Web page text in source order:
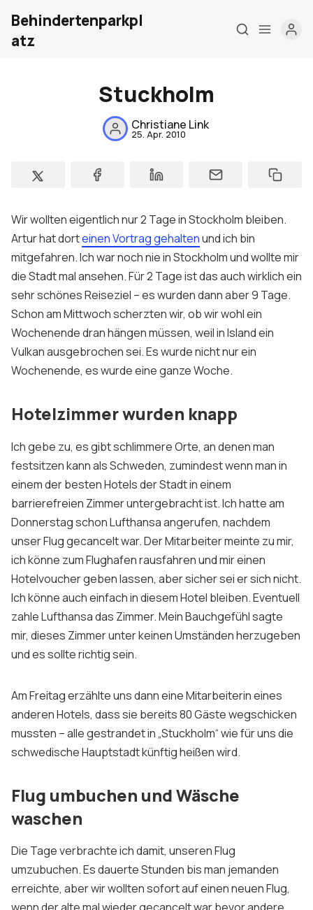
Behindertenparkpl
atz
Stuckholm
Christiane Link
25. Apr. 2010
Wir wollten eigentlich nur 2 Tage in Stockholm bleiben.
Artur hat dorteinen Vortrag gehaltenund ich bin
mitgefahren. Ich war noch nie in Stockholm und wollte mir
die Stadt mal ansehen. Für 2 Tage ist das auch wirklich ein
sehr schönes Reiseziel – es wurden dann aber 9 Tage.
Schon am Mittwoch scherzten wir, ob wir wohl ein
Wochenende dran hängen müssen, weil in Island ein
Vulkan ausgebrochen sei. Es wurde nicht nur ein
Wochenende, es wurde eine ganze Woche.
Hotelzimmer wurden knapp
Ich gebe zu, es gibt schlimmere Orte, an denen man
festsitzen kann als Schweden, zumindest wenn man in
einem der besten Hotels der Stadt in einem
barrierefreien Zimmer untergebracht ist. Ich hatte am
Donnerstag schon Lufthansa angerufen, nachdem
unser Flug gecancelt war. Der Mitarbeiter meinte zu mir,
ich könne zum Flughafen rausfahren und mir einen
Hotelvoucher geben lassen, aber sicher sei er sich nicht.
Ich könne auch einfach in diesem Hotel bleiben. Eventuell
zahle Lufthansa das Zimmer. Mein Bauchgefühl sagte
mir, dieses Zimmer unter keinen Umständen herzugeben
und es sollte richtig sein.
Am Freitag erzählte uns dann eine Mitarbeiterin eines
anderen Hotels, dass sie bereits 80 Gäste wegschicken
mussten – alle gestrandet in „Stuckholm“ wie für uns die
schwedische Hauptstadt künftig heißen wird.
Flug umbuchen und Wäsche
waschen
Die Tage verbrachte ich damit, unseren Flug
umzubuchen. Es dauerte Stunden bis man jemanden
erreichte, aber wir wollten sofort auf einen neuen Flug,